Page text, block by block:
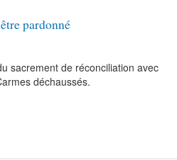
pardonné
sacrement de réconciliation avec
déchaussés.